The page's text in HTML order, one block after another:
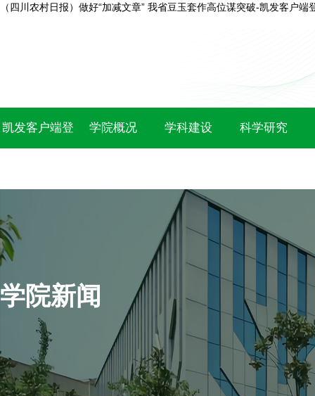
（四川农村日报）做好“加减文章” 我省豆玉套作高位谋突破-凯发客户端
凯发客户端登 学院概况 学科建设 科学研究
学院新闻